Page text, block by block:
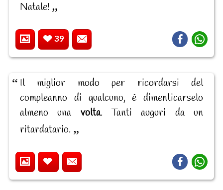
Natale!
39
Il miglior modo per ricordarsi del
compleanno di qualcuno, è dimenticarselo
almeno una volta. Tanti auguri da un
ritardatario.